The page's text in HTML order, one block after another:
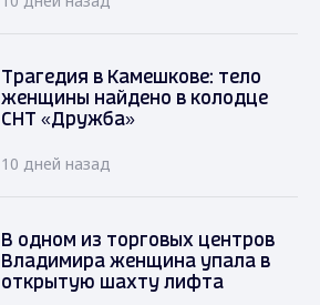
Трагедия в Камешкове: тело
женщины найдено в колодце
СНТ «Дружба»
10 дней назад
В одном из торговых центров
Владимира женщина упала в
открытую шахту лифта